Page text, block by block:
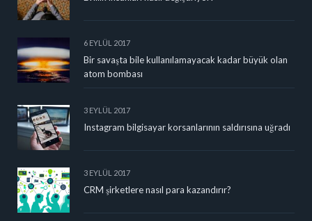
6 EYLÜL 2017
Bir savaşta bile kullanılamayacak kadar büyük olan
atom bombası
3 EYLÜL 2017
Instagram bilgisayar korsanlarının saldırısına uğradı
3 EYLÜL 2017
CRM şirketlere nasıl para kazandırır?